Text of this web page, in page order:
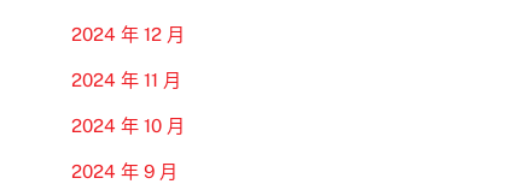
2024 年 12 月
2024 年 11 月
2024 年 10 月
2024 年 9 月